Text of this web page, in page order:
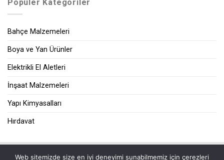
Popüler Kategoriler
Bahçe Malzemeleri
Boya ve Yan Ürünler
Elektrikli El Aletleri
İnşaat Malzemeleri
Yapı Kimyasalları
Hırdavat
Web sitemizde size en iyi deneyimi sunabilmemiz için çerezleri